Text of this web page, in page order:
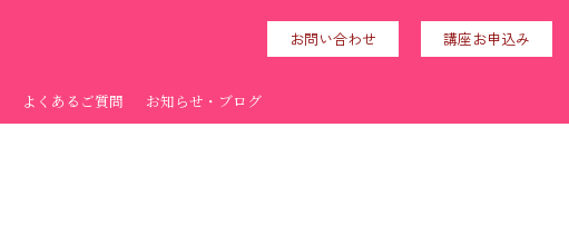
お問い合わせ 講座お申込み
よくあるご質問 お知らせ・ブログ